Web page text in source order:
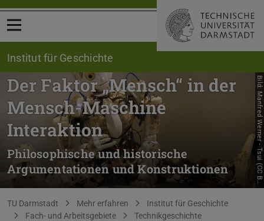
Menü öffnen
Institut für Geschichte
Der Faktor „Mensch“ in der
Mensch-Maschine
Interaktion
Philosophische und historische
Argumentationen und Konstruktionen
B
i
l
d
:
M
a
n
f
r
e
d
W
e
r
n
e
r
-
T
s
u
i
(
C
C
B
Y
-
S
A
3
.
0
)
Sie befinden sich hier:
TU Darmstadt Mehr erfahren
Institut für Geschichte
Fach- und Arbeitsgebiete
Technikgeschichte